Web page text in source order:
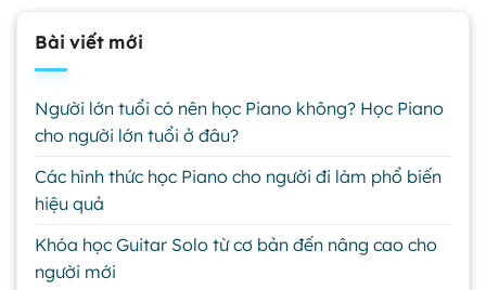
Bài viết mới
Người lớn tuổi có nên học Piano không? Học Piano
cho người lớn tuổi ở đâu?
Các hình thức học Piano cho người đi làm phổ biến
hiệu quả
Khóa học Guitar Solo từ cơ bản đến nâng cao cho
người mới